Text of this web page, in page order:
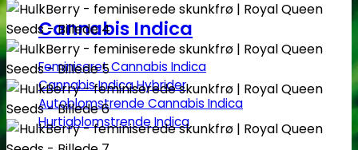
Cannabis Indica
Feminiseret Cannabis Indica
Cannabis Indica Hybrider
Autoblomstrende Cannabis Indica
Hurtigblomstrende Indica